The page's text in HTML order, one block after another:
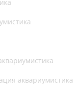
аквариумистика